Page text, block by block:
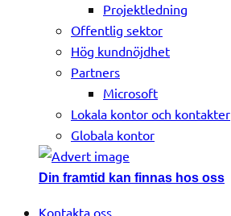
Projektledning
Offentlig sektor
Hög kundnöjdhet
Partners
Microsoft
Lokala kontor och kontakter
Globala kontor
Din framtid kan finnas hos oss
Kontakta oss